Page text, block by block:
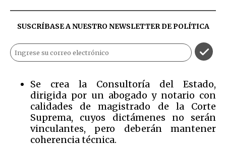
SUSCRÍBASE A NUESTRO NEWSLETTER DEPOLÍTICA
Se crea la Consultoría del Estado,
dirigida por un abogado y notario con
calidades de magistrado de la Corte
Suprema, cuyos dictámenes no serán
vinculantes, pero deberán mantener
coherencia técnica.